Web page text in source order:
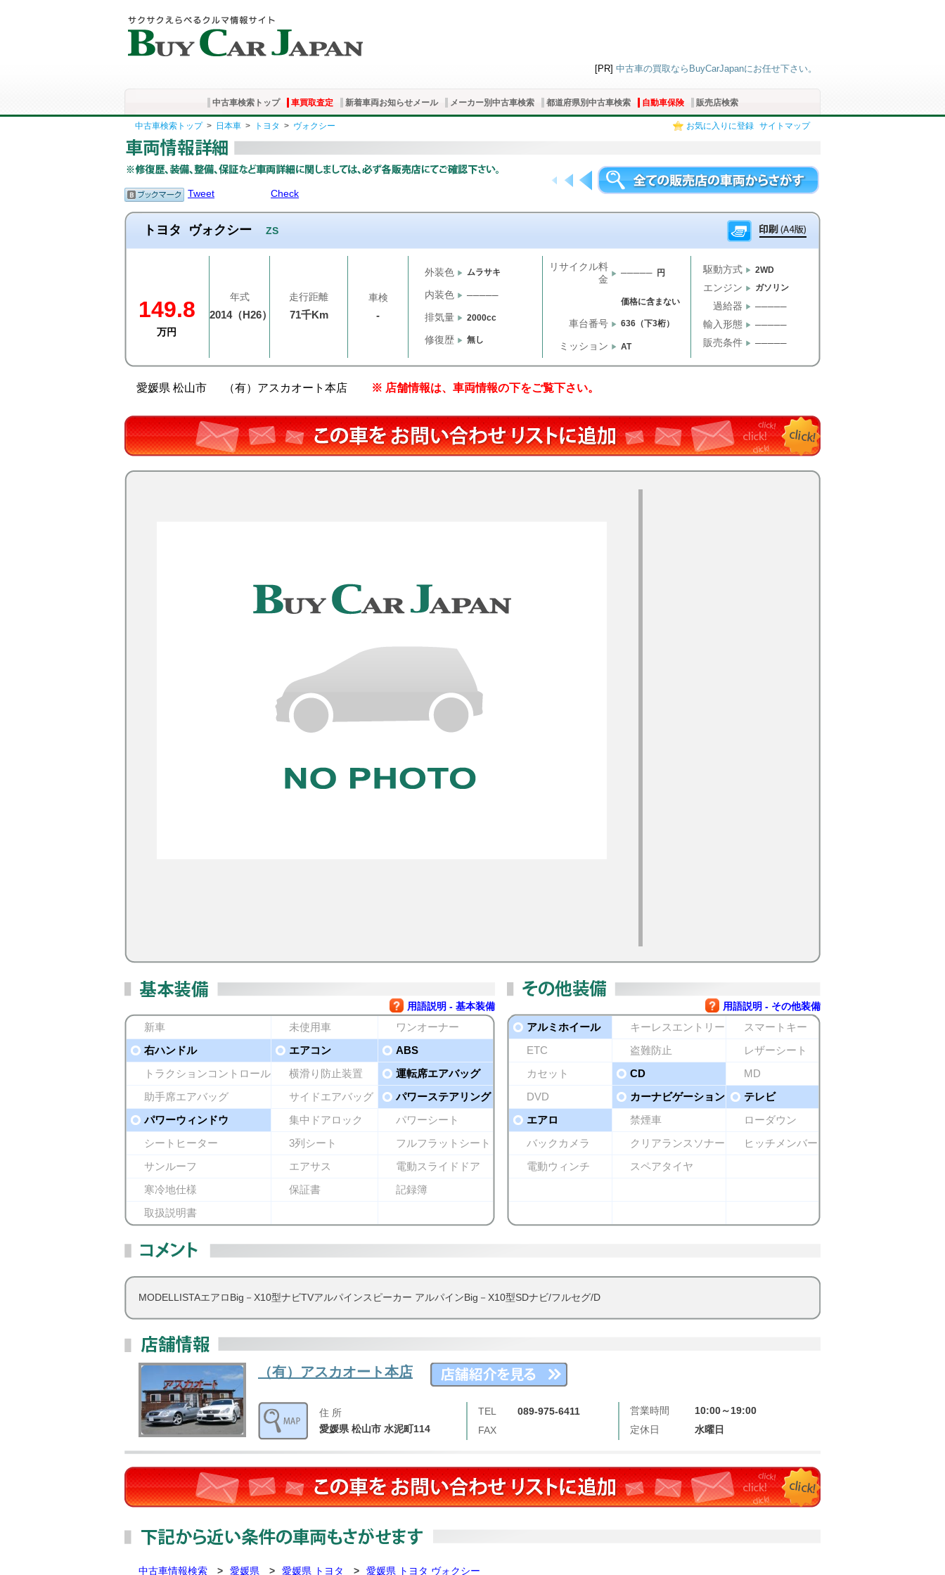
[PR] 中古車の買取ならBuyCarJapanにお任せ下さい。
中古車検索トップ 車買取査定 新着車両お知らせメール メーカー別中古車検索 都道府県別中古車検索 自動車保険 販売店検索
お気に入りに登録 サイトマップ
中古車検索トップ> 日本車 > トヨタ > ヴォクシー
Tweet Check
トヨタ ヴォクシー ZS
149.8
万円
年式
2014（H26）
走行距離
71千Km
車検
-
外装色 ムラサキ
内装色 ─────
排気量 2000cc
修復歴 無し
リサイクル料
金
───── 円
価格に含まない
車台番号 636（下3桁）
ミッション AT
駆動方式 2WD
エンジン ガソリン
過給器 ─────
輸入形態 ─────
販売条件 ─────
愛媛県 松山市 （有）アスカオート本店 ※ 店舗情報は、車両情報の下をご覧下さい。
用語説明 - 基本装備
新車 未使用車
ワンオーナー
右ハンドル
エアコン
ABS
トラクションコントロール
横滑り防止装置
運転席エアバッグ
助手席エアバッグ
サイドエアバッグ
パワーステアリング
パワーウィンドウ
集中ドアロック
パワーシート
シートヒーター
3列シート
フルフラットシート
サンルーフ
エアサス
電動スライドドア
寒冷地仕様
保証書
記録簿
取扱説明書
用語説明 - その他装備
アルミホイール キーレスエントリー
スマートキー
ETC
盗難防止
レザーシート
カセット
CD
MD
DVD
カーナビゲーション
テレビ
エアロ
禁煙車
ローダウン
バックカメラ
クリアランスソナー
ヒッチメンバー
電動ウィンチ
スペアタイヤ
MODELLISTAエアロBig－X10型ナビTVアルパインスピーカー アルパインBig－X10型SDナビ/フルセグ/D
（有）アスカオート本店
住 所
愛媛県 松山市 水泥町114
TEL 089-975-6411 営業時間
10:00～19:00
FAX
定休日 水曜日
中古車情報検索 > 愛媛県 > 愛媛県 トヨタ > 愛媛県 トヨタ ヴォクシー